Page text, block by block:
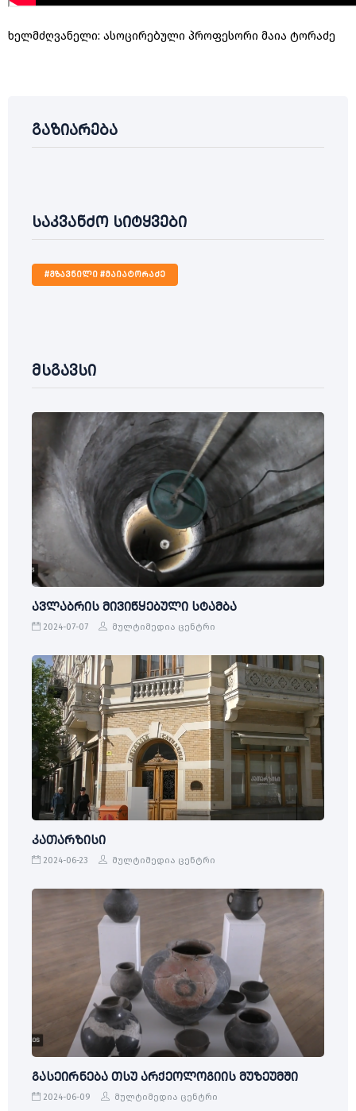
ხელმძღვანელი: ასოცირებული პროფესორი მაია ტორაძე
გაზიარება
საკვანძო სიტყვები
#გზავნილი #მაიატორაძე
მსგავსი
ავლაბრის მივიწყებული სტამბა
2024-07-07 მულტიმედია ცენტრი
კათარზისი
2024-06-23 მულტიმედია ცენტრი
გასეირნება თსუ არქეოლოგიის მუზეუმში
2024-06-09 მულტიმედია ცენტრი